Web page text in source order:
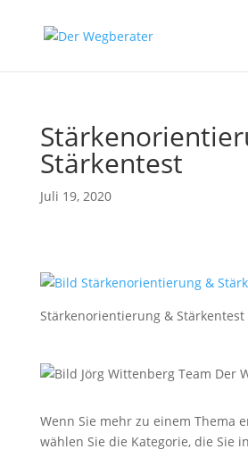
Stärkentest
Juli 19, 2020
Stärkenorientierung & Stärkentest
Wenn Sie mehr zu einem Thema
wählen Sie die Kategorie, die Sie